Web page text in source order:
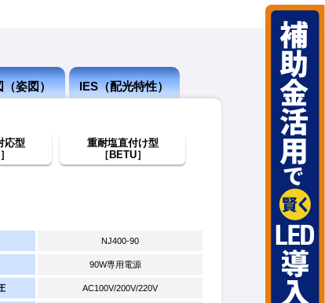
（姿図） IES（配光特性）
応型
重耐塩直付け型
［BETU］
NJ400-90
90W専用電源
AC100V/200V/220V